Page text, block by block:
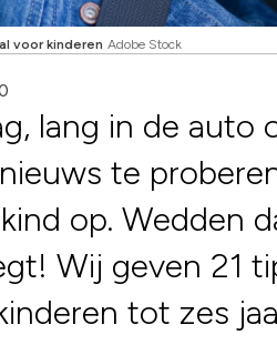
voor kinderen Adobe Stock
lang in de auto
te
op. Wedden
Wij geven 21
tot zes